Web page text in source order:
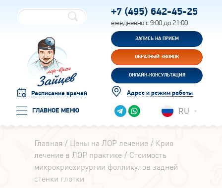
Расписание врачей
ГЛАВНОЕ МЕНЮ
+7 (495) 642-45-25
ежедневно с 9:00 до 21:00
ЗАПИСЬ НА ПРИЕМ
ОБРАТНЫЙ ЗВОНОК
ОНЛАЙН-КОНСУЛЬТАЦИЯ
Адрес и режим работы
RU
Главная Цены на ЛОР лечение
Крио
лечение в ЛОР практике
Стоимость
микрокриохирургии фолликулов задней
стенки глотки